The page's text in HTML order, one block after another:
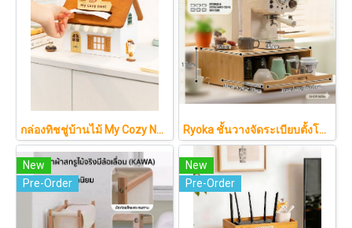
กล่องทิชชู่บ้านไม้ My Cozy Nest สไตล์มินิมอล นอร์ดิก ของแต่งบ้านรูปบ้าน ขนมปัง เบเกอรี่ กล่องใส่กระดาษทิชชู่แบบตั้งโต๊ะ ฝาเปิดแม่เหล็ก เติมกระดาษง่าย Ryoka ชั้นวางจัดระเบียบตั้งโต๊ะ 2 ชั้น สไตล์มินิมอล-ญี่ปุ่น ลิ้นชักเลื่อน ลิ้นชักเก็บแก้ว วัสดุไม้ธรรมชาติ ไม่ต้องประกอบ ประหยัดพื้นที่เคาน์เตอร์
New
Pre-Order
New
Pre-Order